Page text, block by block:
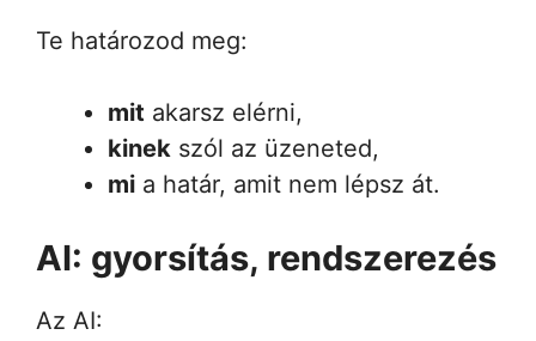
Te határozod meg:
mit akarsz elérni,
kinek szól az üzeneted,
mi a határ, amit nem lépsz át.
AI: gyorsítás, rendszerezés
Az AI: